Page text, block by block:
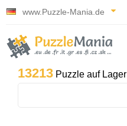
www.Puzzle-Mania.de
13213 Puzzle auf Lager